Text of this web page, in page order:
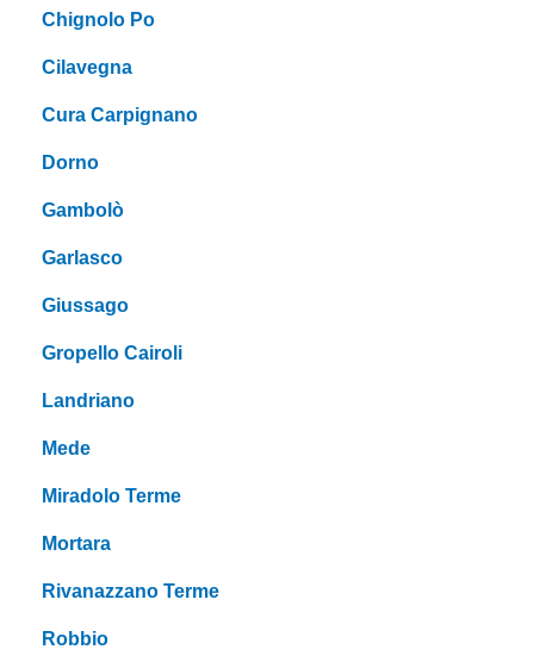
Chignolo Po
Cilavegna
Cura Carpignano
Dorno
Gambolò
Garlasco
Giussago
Gropello Cairoli
Landriano
Mede
Miradolo Terme
Mortara
Rivanazzano Terme
Robbio